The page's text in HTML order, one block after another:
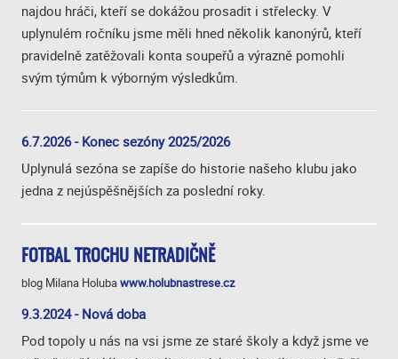
najdou hráči, kteří se dokážou prosadit i střelecky. V
uplynulém ročníku jsme měli hned několik kanonýrů, kteří
pravidelně zatěžovali konta soupeřů a výrazně pomohli
svým týmům k výborným výsledkům.
6.7.2026 - Konec sezóny 2025/2026
Uplynulá sezóna se zapíše do historie našeho klubu jako
jedna z nejúspěšnějších za poslední roky.
FOTBAL TROCHU NETRADIČNĚ
blog Milana Holubawww.holubnastrese.cz
9.3.2024 - Nová doba
Pod topoly u nás na vsi jsme ze staré školy a když jsme ve